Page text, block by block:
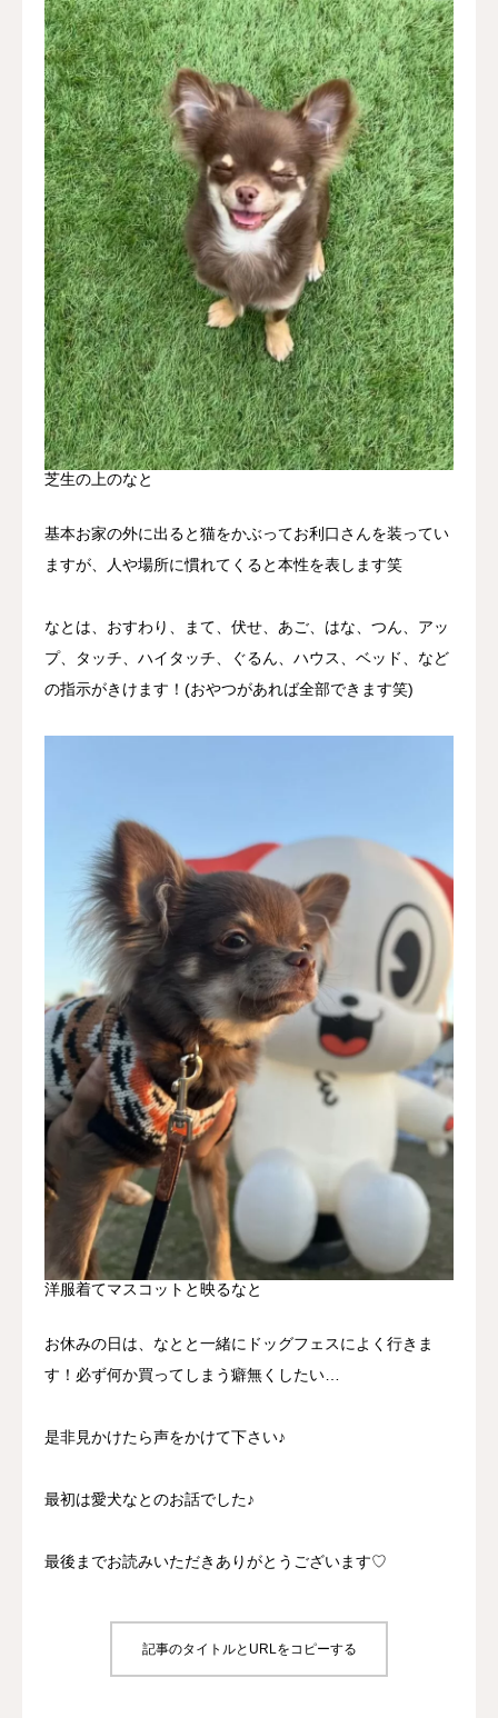
芝生の上のなと
基本お家の外に出ると猫をかぶってお利口さんを装ってい
ますが、人や場所に慣れてくると本性を表します笑
なとは、おすわり、まて、伏せ、あご、はな、つん、アッ
プ、タッチ、ハイタッチ、ぐるん、ハウス、ベッド、など
の指示がきけます！(おやつがあれば全部できます笑)
洋服着てマスコットと映るなと
お休みの日は、なとと一緒にドッグフェスによく行きま
す！必ず何か買ってしまう癖無くしたい…
是非見かけたら声をかけて下さい♪
最初は愛犬なとのお話でした♪
最後までお読みいただきありがとうございます♡
記事のタイトルとURLをコピーする